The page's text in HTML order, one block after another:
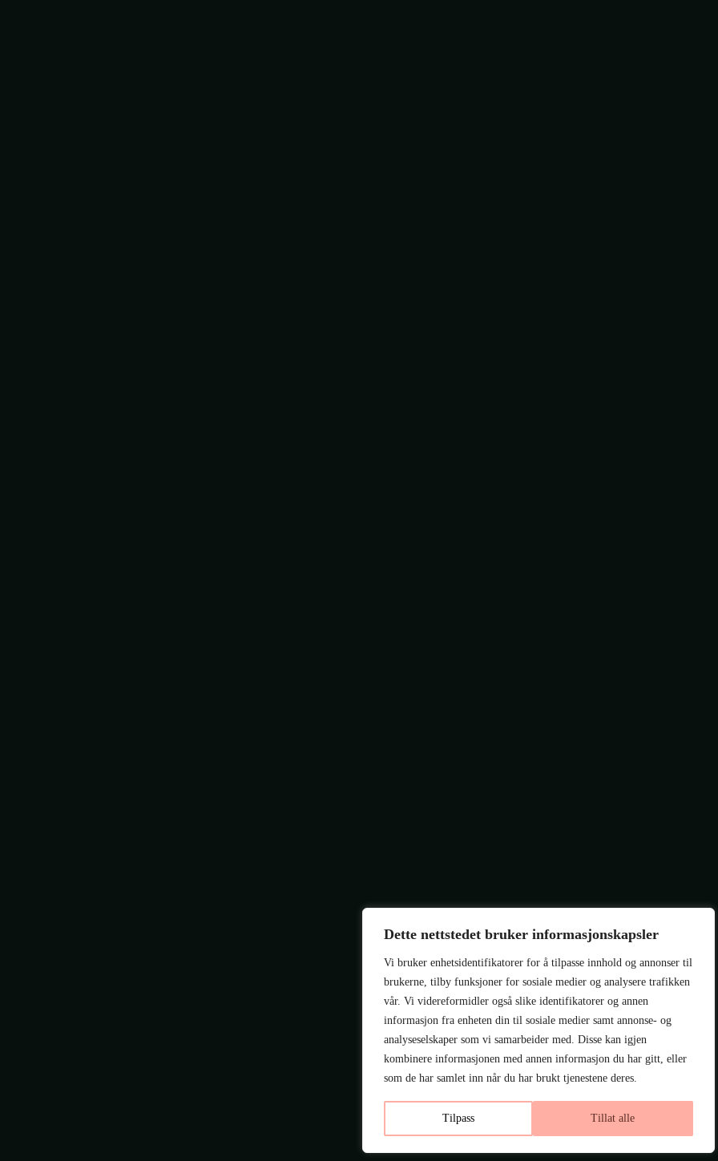
Dette nettstedet bruker informasjonskapsler
Vi bruker enhetsidentifikatorer for å tilpasse innhold og annonser til
brukerne, tilby funksjoner for sosiale medier og analysere trafikken
vår. Vi videreformidler også slike identifikatorer og annen
informasjon fra enheten din til sosiale medier samt annonse- og
analyseselskaper som vi samarbeider med. Disse kan igjen
kombinere informasjonen med annen informasjon du har gitt, eller
som de har samlet inn når du har brukt tjenestene deres.
Tilpass Tillat alle
Forretningssystem
Webutvikling
Utvikling & Integrasjon
Arbeidsordresystem
Microsoft Solutions
IT
Kjøretøytjenester
Telefoni, sentralbord &
Copy & Print
Jobb hos oss